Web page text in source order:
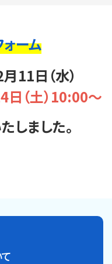
ーム
11日（水）
（土）10:00～
しました。